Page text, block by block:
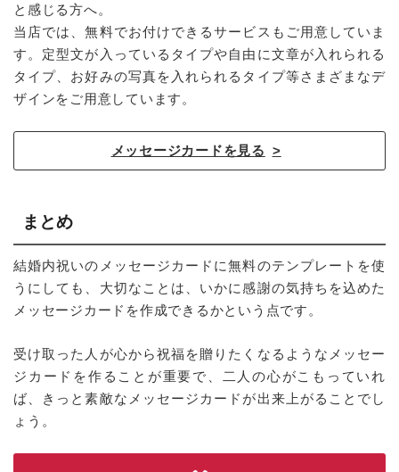
と感じる方へ。
当店では、無料でお付けできるサービスもご用意していま
す。定型文が入っているタイプや自由に文章が入れられる
タイプ、お好みの写真を入れられるタイプ等さまざまなデ
ザインをご用意しています。
メッセージカードを見る
まとめ
結婚内祝いのメッセージカードに無料のテンプレートを使
うにしても、大切なことは、いかに感謝の気持ちを込めた
メッセージカードを作成できるかという点です。
受け取った人が心から祝福を贈りたくなるようなメッセー
ジカードを作ることが重要で、二人の心がこもっていれ
ば、きっと素敵なメッセージカードが出来上がることでし
ょう。